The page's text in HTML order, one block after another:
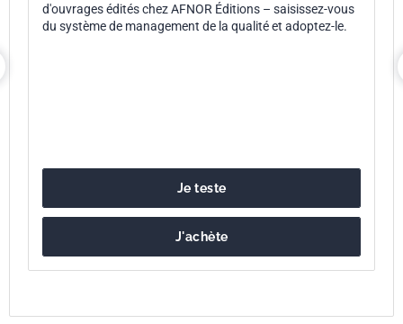
d'ouvrages édités chez AFNOR Éditions – saisissez-vous
du système de management de la qualité et adoptez-le.
Je teste
J'achète